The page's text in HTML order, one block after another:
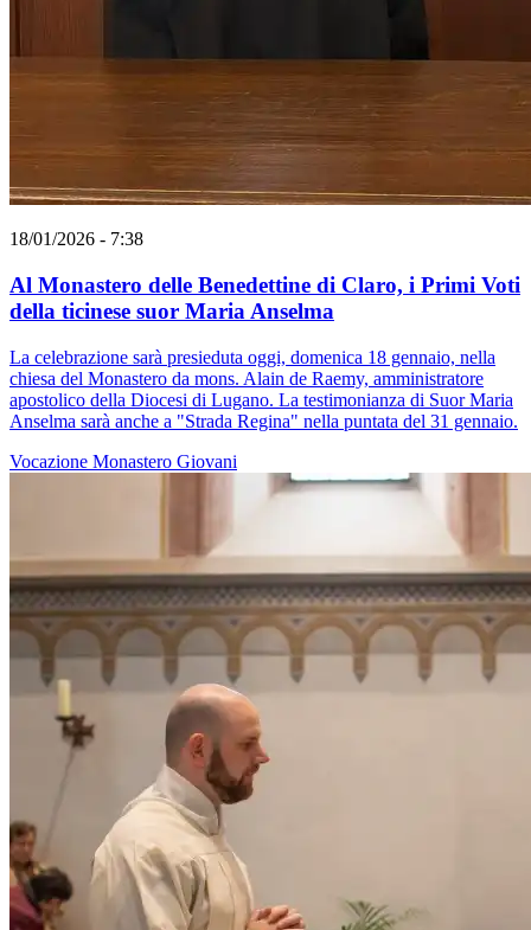
18/01/2026 - 7:38
Al Monastero delle Benedettine di Claro, i Primi Voti
della ticinese suor Maria Anselma
La celebrazione sarà presieduta oggi, domenica 18 gennaio, nella
chiesa del Monastero da mons. Alain de Raemy, amministratore
apostolico della Diocesi di Lugano. La testimonianza di Suor Maria
Anselma sarà anche a "Strada Regina" nella puntata del 31 gennaio.
Vocazione Monastero Giovani